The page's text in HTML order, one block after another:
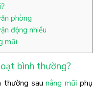
phòng
động nhiều
mũi
bình thường?
thường saunâng mũi phụ